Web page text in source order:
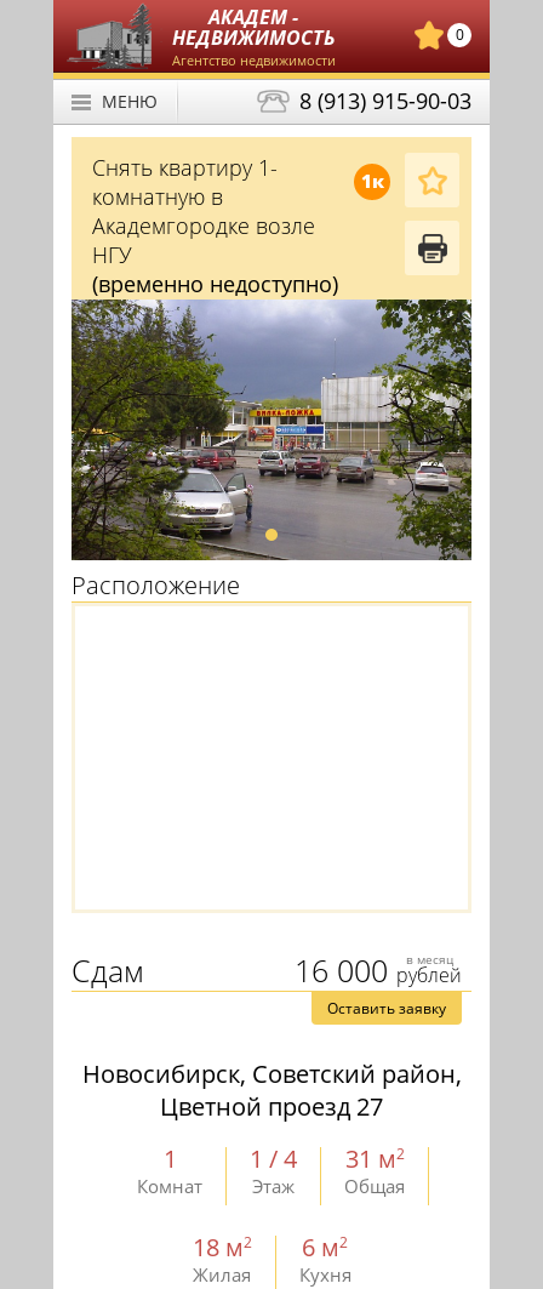
АКАДЕМ -
НЕДВИЖИМОСТЬ
Агентство недвижимости
0
8 (913) 915-90-03
МЕНЮ
1к
Снять квартиру 1-
комнатную в
Академгородке возле
НГУ
(временно недоступно)
Расположение
16 000 в месяц
рублей
Сдам
Оставить заявку
Новосибирск, Советский район,
Цветной проезд 27
1
Комнат
1 / 4
Этаж
31 м2
Общая
18 м2
Жилая
6 м2
Кухня